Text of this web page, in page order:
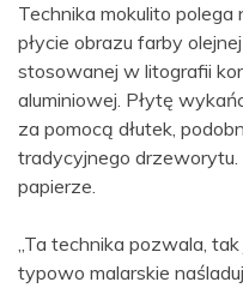
Technika mokulito polega
płycie obrazu farby
stosowanej w litografii
aluminiowej. Płytę
za pomocą dłutek,
tradycyjnego drzeworytu.
papierze.
„Ta technika pozwala,
typowo malarskie